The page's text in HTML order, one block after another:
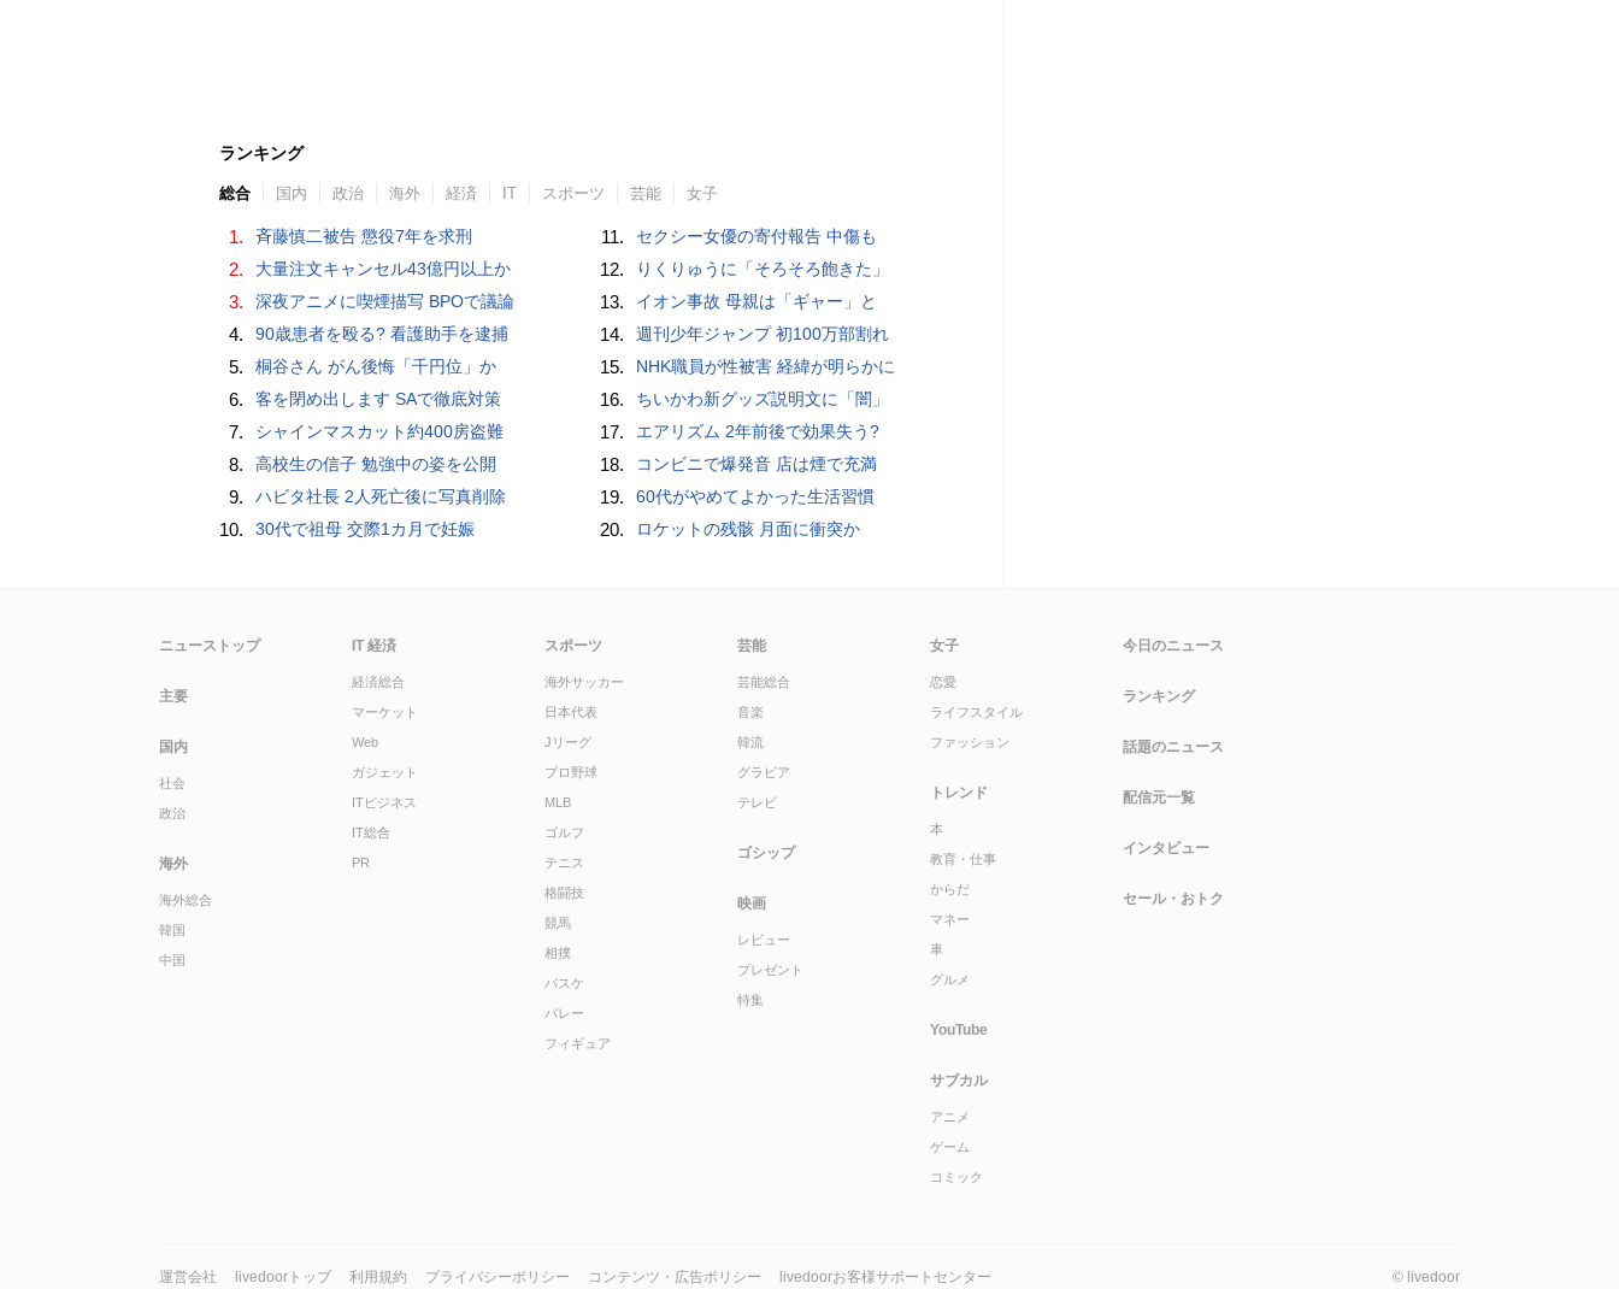
ランキング
総合 国内 政治 海外 経済 IT スポーツ 芸能 女子
1. 斉藤慎二被告 懲役7年を求刑
2. 大量注文キャンセル43億円以上か
3. 深夜アニメに喫煙描写 BPOで議論
4. 90歳患者を殴る? 看護助手を逮捕
5. 桐谷さん がん後悔「千円位」か
6. 客を閉め出します SAで徹底対策
7. シャインマスカット約400房盗難
8. 高校生の信子 勉強中の姿を公開
9. ハビタ社長 2人死亡後に写真削除
10. 30代で祖母 交際1カ月で妊娠
11. セクシー女優の寄付報告 中傷も
12. りくりゅうに「そろそろ飽きた」
13. イオン事故 母親は「ギャー」と
14. 週刊少年ジャンプ 初100万部割れ
15. NHK職員が性被害 経緯が明らかに
16. ちいかわ新グッズ説明文に「闇」
17. エアリズム 2年前後で効果失う?
18. コンビニで爆発音 店は煙で充満
19. 60代がやめてよかった生活習慣
20. ロケットの残骸 月面に衝突か
ニューストップ
主要
国内
社会
政治
海外
海外総合
韓国
中国
IT 経済
経済総合
マーケット
Web
ガジェット
ITビジネス
IT総合
PR
スポーツ
海外サッカー
日本代表
Jリーグ
プロ野球
MLB
ゴルフ
テニス
格闘技
競馬
相撲
バスケ
バレー
フィギュア
芸能
芸能総合
音楽
韓流
グラビア
テレビ
ゴシップ
映画
レビュー
プレゼント
特集
女子
恋愛
ライフスタイル
ファッション
トレンド
本
教育・仕事
からだ
マネー
車
グルメ
YouTube
サブカル
アニメ
ゲーム
コミック
今日のニュース
ランキング
話題のニュース
配信元一覧
インタビュー
セール・おトク
運営会社 livedoorトップ 利用規約 プライバシーポリシー コンテンツ・広告ポリシー livedoorお客様サポートセンター © livedoor